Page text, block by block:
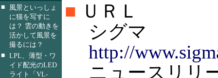
■
風景といっしょ
に猫を写すに
は？ 雲の動きを
活かして風景を
撮るには？
■ LPL、薄型・ワ
イド配光のLED
ライト「VL-
■ ＵＲＬ
シグマ
http://
ニュースリリ